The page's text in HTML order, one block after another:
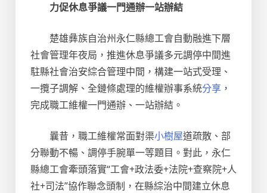
力促休息爭議一門通辦一站辦結
楚雄彝族自治州永仁縣總工會自動融進下層
社會管理年夜局，推進休息爭議多元調停中間進
駐縣社會治安綜合管理中間，構建一站式受理、
一攬子調解、全鏈條處理的維權辦事系統分享 ，
完成職工維權一門通辦、一站辦結。
曩昔，職工維權常面對渠小樹屋道疏散、部
分聯動不暢、調停手腕單一等題目。對此，永仁
縣總工會牽頭落實“工會+政法委+法院+查察院+人
社+司法”協作聯念頭制，在縣綜治中間建立休息